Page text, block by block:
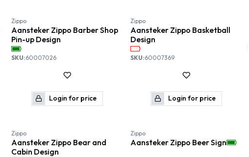
Zippo
Aansteker Zippo Barber Shop
Pin-up Design
SKU:60007026
Login for price
Zippo
Aansteker Zippo Basketball
Design
SKU:60007369
Login for price
Zippo
Aansteker Zippo Bear and
Cabin Design
Zippo
Aansteker Zippo Beer Sign